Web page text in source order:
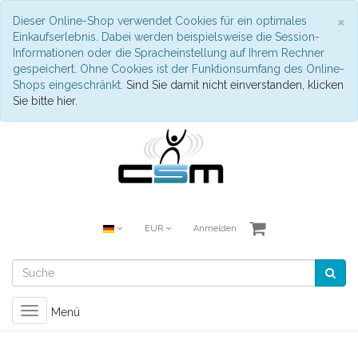
×
Dieser Online-Shop verwendet Cookies für ein optimales
Einkaufserlebnis. Dabei werden beispielsweise die Session-
Informationen oder die Spracheinstellung auf Ihrem Rechner
gespeichert. Ohne Cookies ist der Funktionsumfang des Online-
Shops eingeschränkt. Sind Sie damit nicht einverstanden, klicken
Sie bitte hier.
EUR Anmelden
Toggle
navigation
Menü